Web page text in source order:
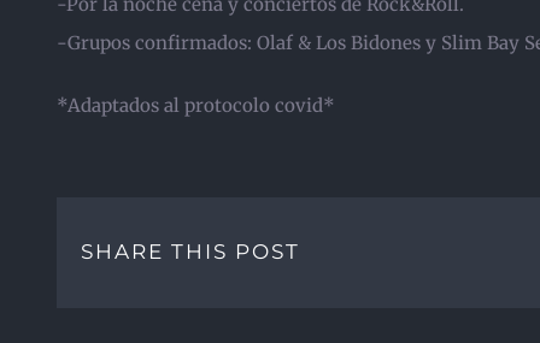
-Grupos confirmados: Olaf & Los Bidones y Slim Bay
*Adaptados al protocolo covid*
SHARE THIS POST